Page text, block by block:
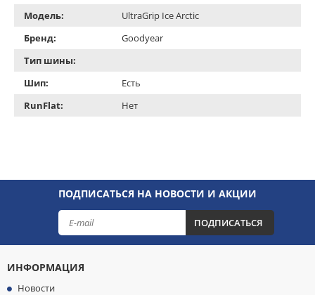
Модель:
UltraGrip Ice Arctic
Бренд:
Goodyear
Тип шины:
Шип:
Есть
RunFlat:
Нет
ПОДПИСАТЬСЯ НА НОВОСТИ И АКЦИИ
ПОДПИСАТЬСЯ
ИНФОРМАЦИЯ
Новости